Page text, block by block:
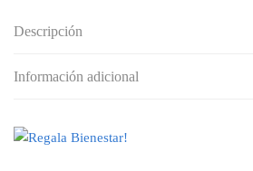
Descripción
Información adicional